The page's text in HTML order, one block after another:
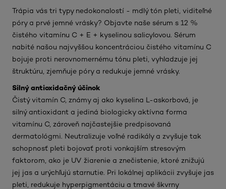
Trápia vás tri typy nedokonalostí - mdlý tón pleti, viditeľné
póry a prvé jemné vrásky? Objavte naše sérum s 12 %
čistého vitamínu C + E + kyselinou salicylovou. Sérum
nabité našou najvyššou koncentráciou čistého vitamínu C
bojuje proti nerovnomernému tónu pleti, vyhladzuje jej
štruktúru, zjemňuje póry a redukuje jemné vrásky.
Silný antioxidačný účinok
Čistý vitamín C, známy aj ako kyselina L-askorbová, je
silný antioxidant a jediná biologicky aktívna forma
vitamínu C, zároveň najčastejšie predpisovaná
dermatológmi. Neutralizuje voľné radikály a zvyšuje tak
schopnosť pleti bojovať proti vonkajším stresovým
faktorom, ako je UV žiarenie a znečistenie, ktoré znižujú
jej jas a urýchľujú starnutie. Pri lokálnej aplikácii zvyšuje jas
pleti, redukuje hyperpigmentáciu a tmavé škvrny